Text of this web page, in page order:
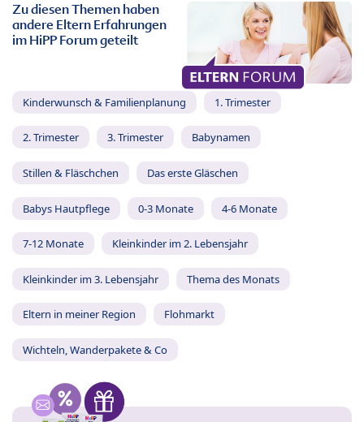
Zu diesen Themen haben
andere Eltern Erfahrungen
im HiPP Forum geteilt
Kinderwunsch & Familienplanung 1. Trimester
2. Trimester 3. Trimester Babynamen
Stillen & Fläschchen Das erste Gläschen
Babys Hautpflege 0-3 Monate 4-6 Monate
7-12 Monate Kleinkinder im 2. Lebensjahr
Kleinkinder im 3. Lebensjahr Thema des Monats
Eltern in meiner Region Flohmarkt
Wichteln, Wanderpakete & Co